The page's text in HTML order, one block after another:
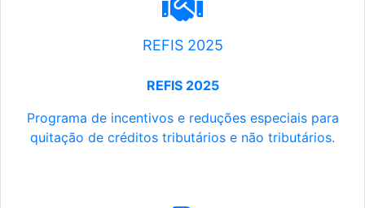
REFIS 2025
REFIS 2025
Programa de incentivos e reduções especiais para
quitação de créditos tributários e não tributários.